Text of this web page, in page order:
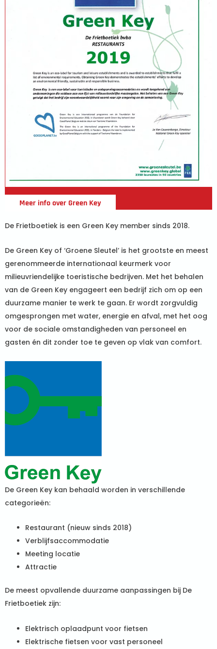
Meer info over Green Key
De Frietboetiek is een Green Key member sinds 2018.
De Green Key of ‘Groene Sleutel’ is het grootste en meest
gerenommeerde internationaal keurmerk voor
milieuvriendelijke toeristische bedrijven. Met het behalen
van de Green Key engageert een bedrijf zich om op een
duurzame manier te werk te gaan. Er wordt zorgvuldig
omgesprongen met water, energie en afval, met het oog
voor de sociale omstandigheden van personeel en
gasten én dit zonder toe te geven op vlak van comfort.
De Green Key kan behaald worden in verschillende
categorieën:
Restaurant (nieuw sinds 2018)
Verblijfsaccommodatie
Meeting locatie
Attractie
De meest opvallende duurzame aanpassingen bij De
Frietboetiek zijn:
Elektrisch oplaadpunt voor fietsen
Elektrische fietsen voor vast personeel